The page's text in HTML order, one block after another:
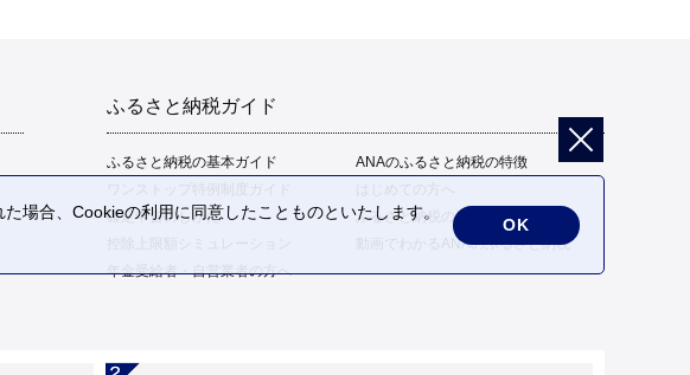
ふるさと納税ガイド
ふるさと納税の基本ガイド
ANAのふるさと納税の特徴
ワンストップ特例制度ガイド
確定申告のしかた
ふるさと納税の流れ
控除上限額シミュレーション
動画でわかるANAのふるさと納税
年金受給者・自営業者の方へ
場合、Cookieの利用に同意したことものといたします。
OK